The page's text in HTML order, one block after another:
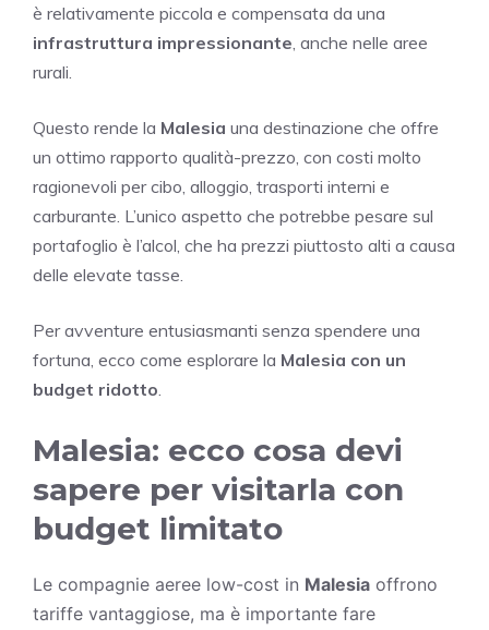
è relativamente piccola e compensata da una
infrastruttura impressionante , anche nelle aree
rurali.
Questo rende la Malesia una destinazione che offre
un ottimo rapporto qualità-prezzo, con costi molto
ragionevoli per cibo, alloggio, trasporti interni e
carburante. L’unico aspetto che potrebbe pesare sul
portafoglio è l’alcol, che ha prezzi piuttosto alti a causa
delle elevate tasse.
Per avventure entusiasmanti senza spendere una
fortuna, ecco come esplorare la Malesia con un
budget ridotto
Malesia: ecco cosa devi
sapere per visitarla con
budget limitato
Le compagnie aeree low-cost in Malesia offrono
tariffe vantaggiose, ma è importante fare